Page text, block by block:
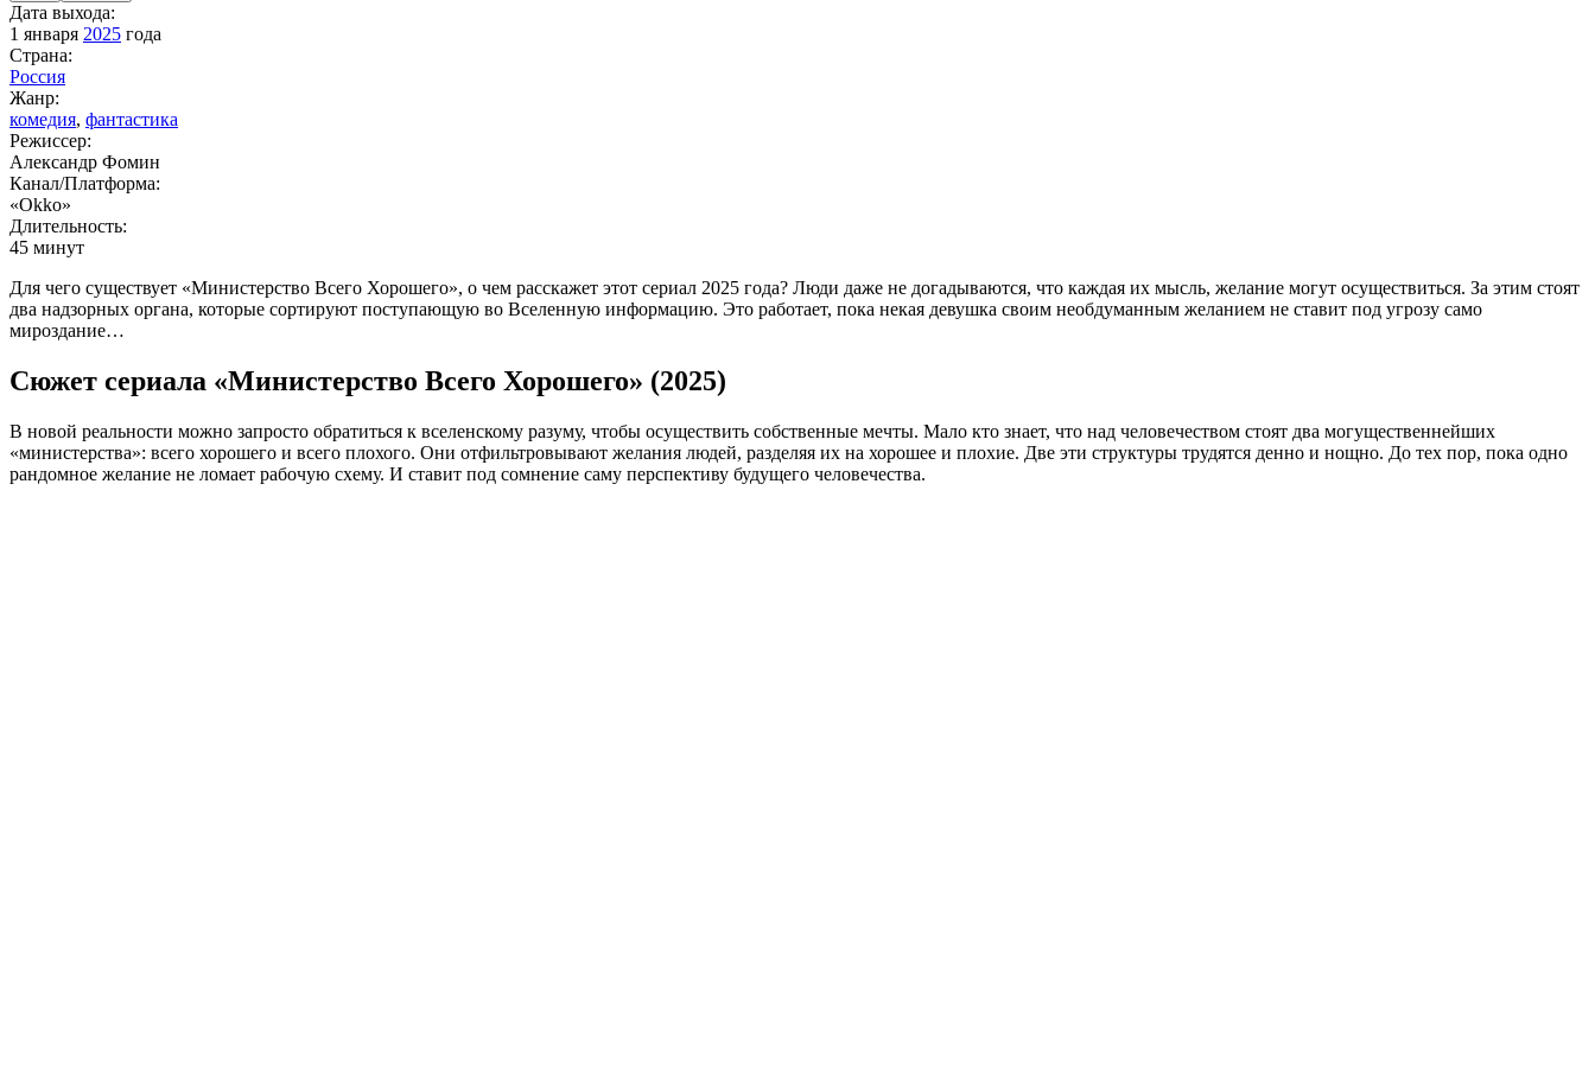
Дата выхода:
1 января 2025 года
Страна:
Россия
Жанр:
комедия, фантастика
Режиссер:
Александр Фомин
Канал/Платформа:
«Okko»
Длительность:
45 минут
Для чего существует «Министерство Всего Хорошего», о чем расскажет этот сериал 2025 года? Люди даже не догадываются, что каждая их мысль, желание могут осуществиться. За этим стоят
два надзорных органа, которые сортируют поступающую во Вселенную информацию. Это работает, пока некая девушка своим необдуманным желанием не ставит под угрозу само
мироздание…
Сюжет сериала «Министерство Всего Хорошего» (2025)
В новой реальности можно запросто обратиться к вселенскому разуму, чтобы осуществить собственные мечты. Мало кто знает, что над человечеством стоят два могущественнейших
«министерства»: всего хорошего и всего плохого. Они отфильтровывают желания людей, разделяя их на хорошее и плохие. Две эти структуры трудятся денно и нощно. До тех пор, пока одно
рандомное желание не ломает рабочую схему. И ставит под сомнение саму перспективу будущего человечества.